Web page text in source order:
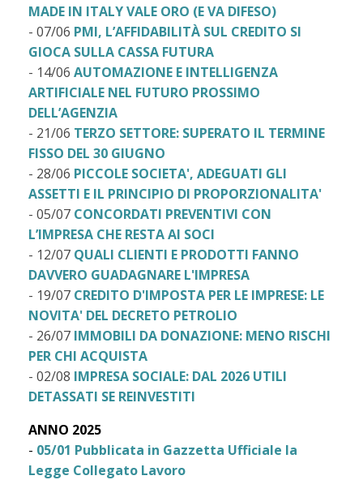
MADE IN ITALY VALE ORO (E VA DIFESO)
- 07/06 PMI, L’AFFIDABILITÀ SUL CREDITO SI
GIOCA SULLA CASSA FUTURA
- 14/06 AUTOMAZIONE E INTELLIGENZA
ARTIFICIALE NEL FUTURO PROSSIMO
DELL’AGENZIA
- 21/06 TERZO SETTORE: SUPERATO IL TERMINE
FISSO DEL 30 GIUGNO
- 28/06 PICCOLE SOCIETA', ADEGUATI GLI
ASSETTI E IL PRINCIPIO DI PROPORZIONALITA'
- 05/07 CONCORDATI PREVENTIVI CON
L’IMPRESA CHE RESTA AI SOCI
- 12/07 QUALI CLIENTI E PRODOTTI FANNO
DAVVERO GUADAGNARE L'IMPRESA
- 19/07 CREDITO D'IMPOSTA PER LE IMPRESE: LE
NOVITA' DEL DECRETO PETROLIO
- 26/07 IMMOBILI DA DONAZIONE: MENO RISCHI
PER CHI ACQUISTA
- 02/08 IMPRESA SOCIALE: DAL 2026 UTILI
DETASSATI SE REINVESTITI
ANNO 2025
- 05/01 Pubblicata in Gazzetta Ufficiale la
Legge Collegato Lavoro